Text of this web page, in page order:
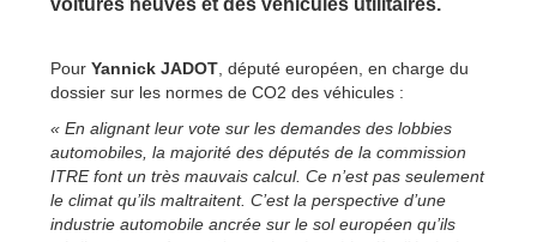
Pour Yannick JADOT , député européen, en charge du
dossier sur les normes de CO2 des véhicules :
« En alignant leur vote sur les demandes des lobbies
automobiles, la majorité des députés de la commission
ITRE font un très mauvais calcul. Ce n’est pas seulement
le climat qu’ils maltraitent. C’est la perspective d’une
industrie automobile ancrée sur le sol européen qu’ils